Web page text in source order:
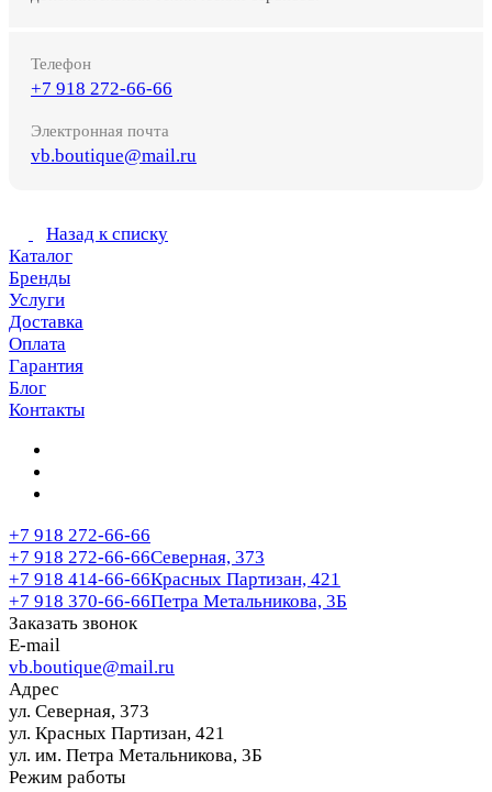
Телефон
+7 918 272-66-66
Электронная почта
vb.boutique@mail.ru
Назад к списку
Каталог
Бренды
Услуги
Доставка
Оплата
Гарантия
Блог
Контакты
+7 918 272-66-66
+7 918 272-66-66Северная, 373
+7 918 414-66-66Красных Партизан, 421
+7 918 370-66-66Петра Метальникова, 3Б
Заказать звонок
E-mail
vb.boutique@mail.ru
Адрес
ул. Северная, 373
ул. Красных Партизан, 421
ул. им. Петра Метальникова, 3Б
Режим работы